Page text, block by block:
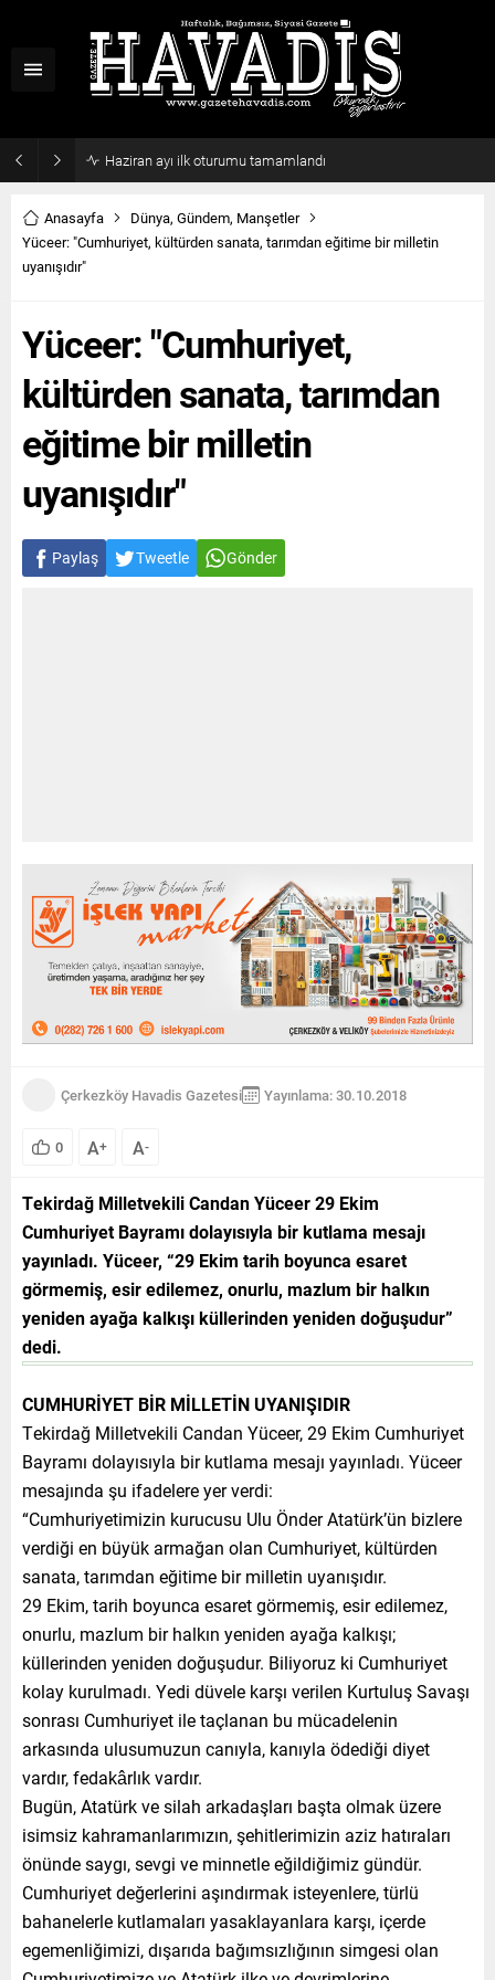
Haziran ayı ilk oturumu tamamlandı
Anasayfa Dünya, Gündem, Manşetler
Yüceer: "Cumhuriyet, kültürden sanata, tarımdan eğitime bir milletin
uyanışıdır"
Yüceer: "Cumhuriyet,
kültürden sanata, tarımdan
eğitime bir milletin
uyanışıdır"
Paylaş Tweetle Gönder
Çerkezköy Havadis Gazetesi Yayınlama: 30.10.2018
0 A+ A-
Tekirdağ Milletvekili Candan Yüceer 29 Ekim
Cumhuriyet Bayramı dolayısıyla bir kutlama mesajı
yayınladı. Yüceer, “29 Ekim tarih boyunca esaret
görmemiş, esir edilemez, onurlu, mazlum bir halkın
yeniden ayağa kalkışı küllerinden yeniden doğuşudur”
dedi.
CUMHURİYET BİR MİLLETİN UYANIŞIDIR
Tekirdağ Milletvekili Candan Yüceer, 29 Ekim Cumhuriyet
Bayramı dolayısıyla bir kutlama mesajı yayınladı. Yüceer
mesajında şu ifadelere yer verdi:
“Cumhuriyetimizin kurucusu Ulu Önder Atatürk’ün bizlere
verdiği en büyük armağan olan Cumhuriyet, kültürden
sanata, tarımdan eğitime bir milletin uyanışıdır.
29 Ekim, tarih boyunca esaret görmemiş, esir edilemez,
onurlu, mazlum bir halkın yeniden ayağa kalkışı;
küllerinden yeniden doğuşudur. Biliyoruz ki Cumhuriyet
kolay kurulmadı. Yedi düvele karşı verilen Kurtuluş Savaşı
sonrası Cumhuriyet ile taçlanan bu mücadelenin
arkasında ulusumuzun canıyla, kanıyla ödediği diyet
vardır, fedakârlık vardır.
Bugün, Atatürk ve silah arkadaşları başta olmak üzere
isimsiz kahramanlarımızın, şehitlerimizin aziz hatıraları
önünde saygı, sevgi ve minnetle eğildiğimiz gündür.
Cumhuriyet değerlerini aşındırmak isteyenlere, türlü
bahanelerle kutlamaları yasaklayanlara karşı, içerde
egemenliğimizi, dışarıda bağımsızlığının simgesi olan